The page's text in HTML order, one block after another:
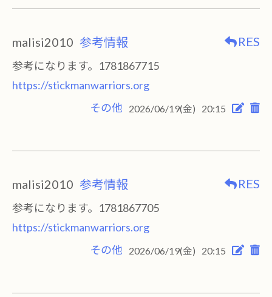
malisi2010 参考情報 RES
参考になります。1781867715
https://stickmanwarriors.org
その他
2026/06/19(金) 20:15
malisi2010 参考情報 RES
参考になります。1781867705
https://stickmanwarriors.org
その他
2026/06/19(金) 20:15